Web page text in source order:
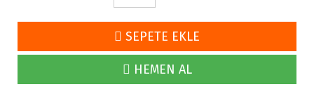
SEPETE EKLE
HEMEN AL